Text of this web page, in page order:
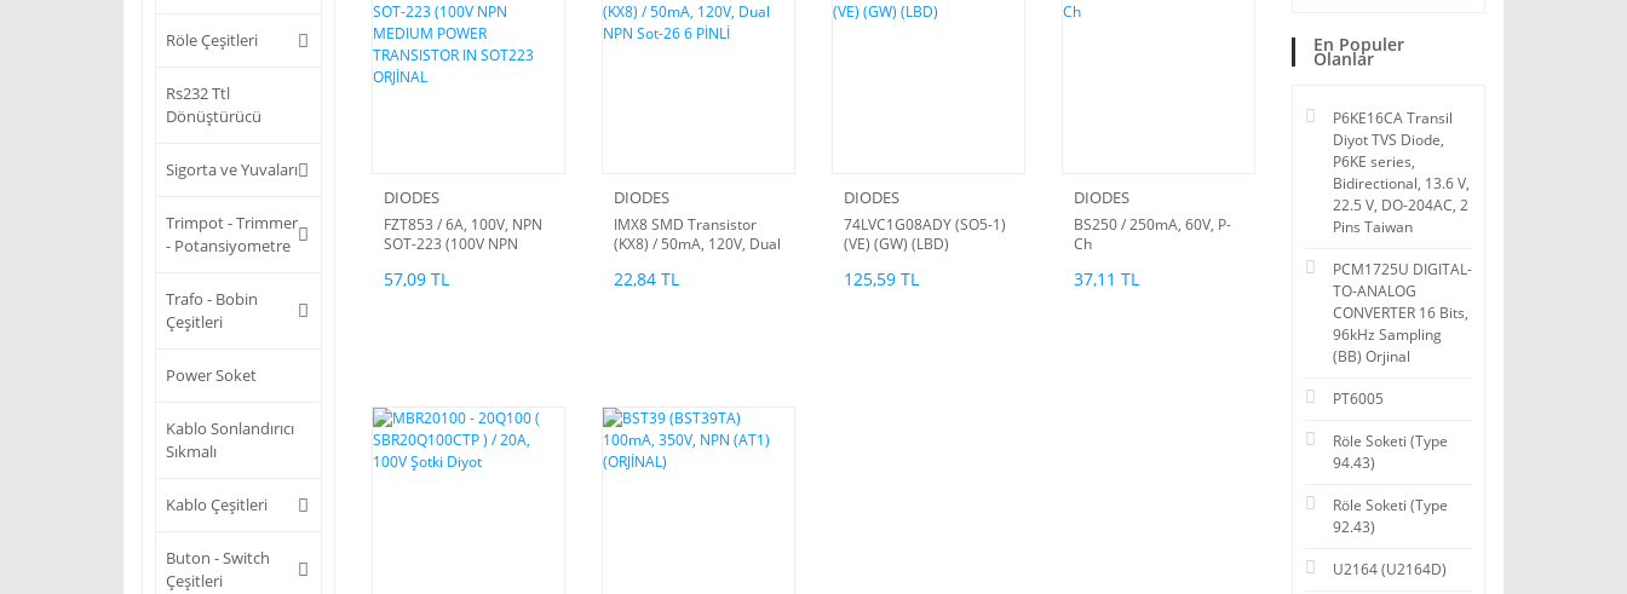
Röle Çeşitleri
Rs232 Ttl
Dönüştürücü
Sigorta ve Yuvaları
Trimpot - Trimmer
- Potansiyometre
Trafo - Bobin
Çeşitleri
Power Soket
Kablo Sonlandırıcı
Sıkmalı
Kablo Çeşitleri
Buton - Switch
Çeşitleri
DIODES
FZT853 / 6A, 100V, NPN
SOT-223 (100V NPN
TRANSISTOR IN SOT223
57,09 TL
DIODES
IMX8 SMD Transistor
(KX8) / 50mA, 120V, Dual
22,84 TL
DIODES
74LVC1G08ADY (SO5-1)
(VE) (GW) (LBD)
125,59 TL
DIODES
BS250 / 250mA, 60V, P-
Ch
37,11 TL
En Populer
Olanlar
P6KE16CA Transil
Diyot TVS Diode,
P6KE series,
Bidirectional, 13.6 V,
22.5 V, DO-204AC, 2
Pins Taiwan
PCM1725U DIGITAL-
TO-ANALOG
CONVERTER 16 Bits,
96kHz Sampling
(BB) Orjinal
PT6005
Röle Soketi (Type
94.43)
Röle Soketi (Type
92.43)
U2164 (U2164D)